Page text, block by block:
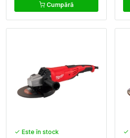
Cumpără
Este în stock